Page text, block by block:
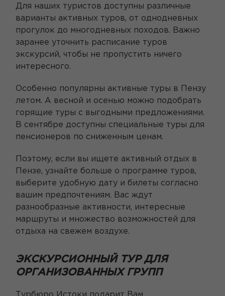
Для наших туристов доступны различные
варианты активных туров, от однодневных
прогулок до многодневных походов. Важно
заранее уточнить расписание туров
экскурсий, чтобы не пропустить ничего
интересного.
Особенно популярны активные туры в Пензу
летом. А весной и осенью можно подобрать
горящие туры с выгодными предложениями.
В сентябре доступны специальные туры для
пенсионеров по сниженным ценам.
Поэтому, если вы ищете активный отдых в
Пензе, узнайте больше о программе туров,
выберите удобную дату и билеты согласно
вашим предпочтениям. Вас ждут
разнообразные активности, интересные
маршруты и множество возможностей для
отдыха на свежем воздухе.
ЭКСКУРСИОННЫЙ ТУР ДЛЯ
ОРГАНИЗОВАННЫХ ГРУПП